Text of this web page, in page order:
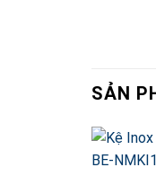
SẢN